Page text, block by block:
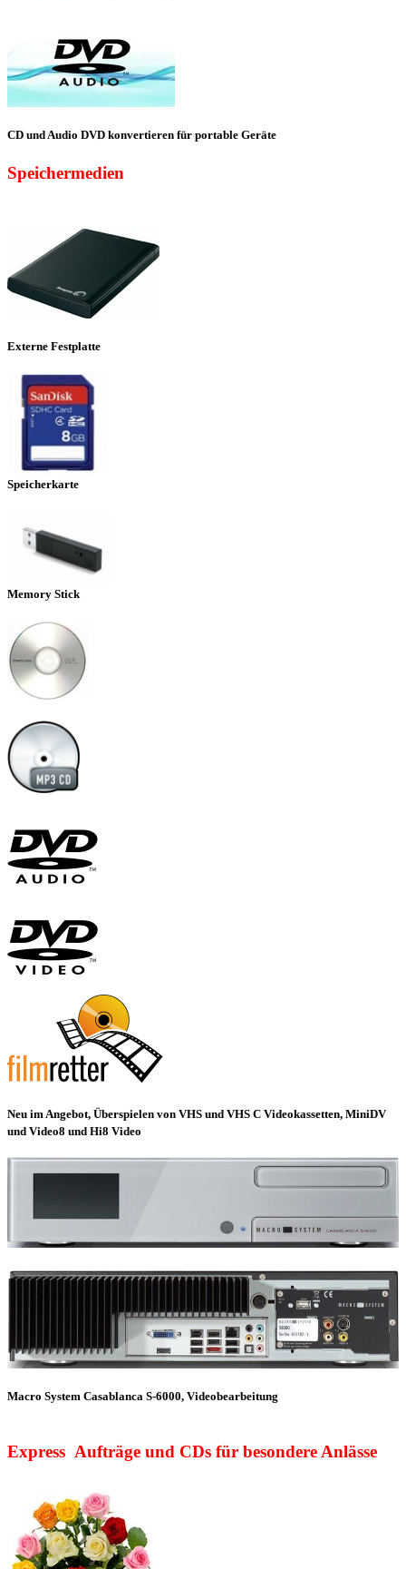
CD und Audio DVD konvertieren für portable Geräte
Speichermedien
Externe Festplatte
Speicherkarte
Memory Stick
Neu im Angebot, Überspielen von VHS und VHS C Videokassetten, MiniDV
und Video8 und Hi8 Video
Macro System Casablanca S-6000, Videobearbeitung
Express Aufträge und CDs für besondere Anlässe